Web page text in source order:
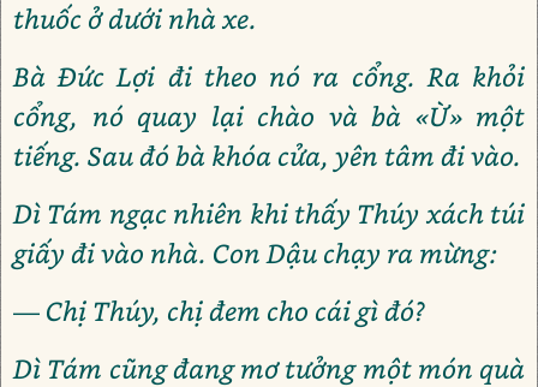
thuốc ở dưới nhà xe.
Bà Đức Lợi đi theo nó ra cổng. Ra khỏi
cổng, nó quay lại chào và bà «Ừ» một
tiếng. Sau đó bà khóa cửa, yên tâm đi vào.
Dì Tám ngạc nhiên khi thấy Thúy xách túi
giấy đi vào nhà. Con Dậu chạy ra mừng:
— Chị Thúy, chị đem cho cái gì đó?
Dì Tám cũng đang mơ tưởng một món quà